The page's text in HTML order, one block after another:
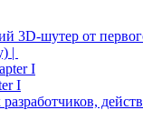
3D-шутер от
|
I